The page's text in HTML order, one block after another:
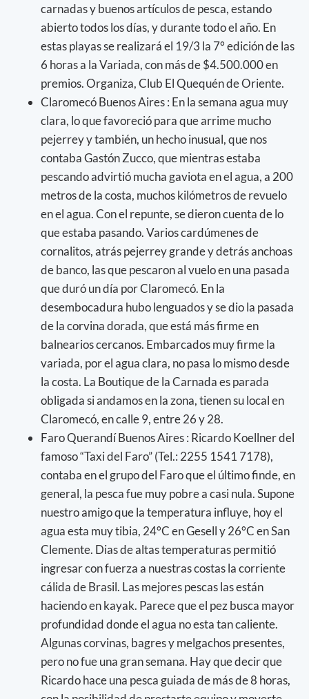
carnadas y buenos artículos de pesca, estando
abierto todos los días, y durante todo el año. En
estas playas se realizará el 19/3 la 7° edición de las
6 horas a la Variada, con más de $4.500.000 en
premios. Organiza, Club El Quequén de Oriente.
Claromecó Buenos Aires : En la semana agua muy
clara, lo que favoreció para que arrime mucho
pejerrey y también, un hecho inusual, que nos
contaba Gastón Zucco, que mientras estaba
pescando advirtió mucha gaviota en el agua, a 200
metros de la costa, muchos kilómetros de revuelo
en el agua. Con el repunte, se dieron cuenta de lo
que estaba pasando. Varios cardúmenes de
cornalitos, atrás pejerrey grande y detrás anchoas
de banco, las que pescaron al vuelo en una pasada
que duró un día por Claromecó. En la
desembocadura hubo lenguados y se dio la pasada
de la corvina dorada, que está más firme en
balnearios cercanos. Embarcados muy firme la
variada, por el agua clara, no pasa lo mismo desde
la costa. La Boutique de la Carnada es parada
obligada si andamos en la zona, tienen su local en
Claromecó, en calle 9, entre 26 y 28.
Faro Querandí Buenos Aires : Ricardo Koellner del
famoso “Taxi del Faro” (Tel.: 2255 1541 7178),
contaba en el grupo del Faro que el último finde, en
general, la pesca fue muy pobre a casi nula. Supone
nuestro amigo que la temperatura influye, hoy el
agua esta muy tibia, 24°C en Gesell y 26°C en San
Clemente. Dias de altas temperaturas permitió
ingresar con fuerza a nuestras costas la corriente
cálida de Brasil. Las mejores pescas las están
haciendo en kayak. Parece que el pez busca mayor
profundidad donde el agua no esta tan caliente.
Algunas corvinas, bagres y melgachos presentes,
pero no fue una gran semana. Hay que decir que
Ricardo hace una pesca guiada de más de 8 horas,